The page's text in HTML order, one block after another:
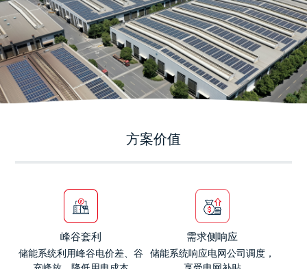
方案价值
峰谷套利
储能系统利用峰谷电价差、谷
需求侧响应
储能系统响应电网公司调度，